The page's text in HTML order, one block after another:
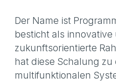
Der Name ist
besticht als innovative
zukunftsorientierte
hat diese Schalung zu
multifunktionalen